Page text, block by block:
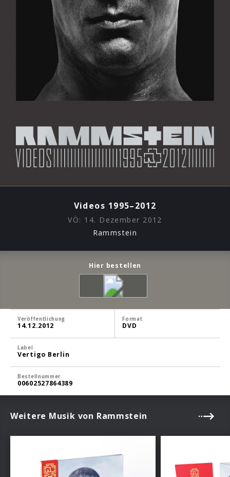
Videos 1995–2012
VÖ: 14. Dezember 2012
Rammstein
Hier bestellen
Veröffentlichung
14.12.2012
Format
DVD
Label
Vertigo Berlin
Bestellnummer
00602527864389
Weitere Musik von Rammstein